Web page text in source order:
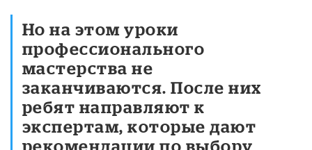
Но на этом уроки
профессионального
мастерства не
заканчиваются. После них
ребят направляют к
экспертам, которые дают
рекомендации по выбору